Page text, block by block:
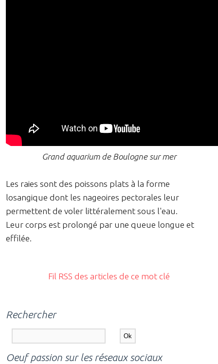
Grand aquarium de Boulogne sur mer
Les raies sont des poissons plats à la forme
losangique dont les nageoires pectorales leur
permettent de voler littéralement sous l'eau.
Leur corps est prolongé par une queue longue et
effilée.
Fil RSS des articles de ce mot clé
Rechercher
Oeuf passion sur les réseaux sociaux